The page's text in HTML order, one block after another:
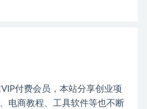
付费会员，本站分享创业项
电商教程、工具软件等也不断